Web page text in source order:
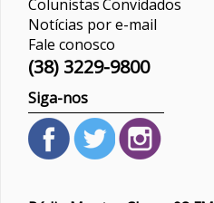
ColunistasConvidados
Notícias por e-mail
Fale conosco
(38) 3229-9800
Siga-nos